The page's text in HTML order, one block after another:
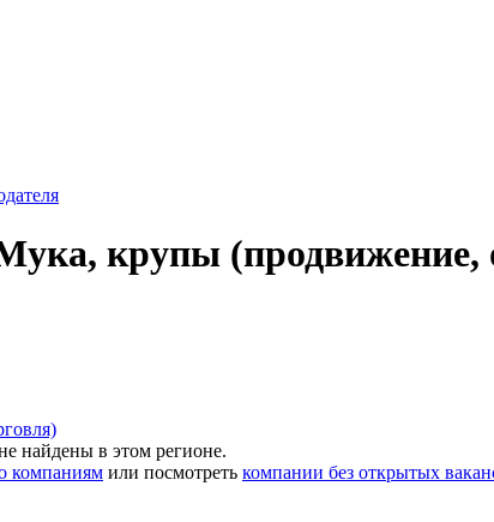
крупы (продвижение,
найдены в этом регионе.
компаниям или посмотреть компании без открытых